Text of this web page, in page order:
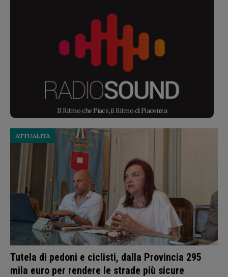
Il Ritmo che Piace, il Ritmo di Piacenza
Tutela di pedoni e ciclisti, dalla Provincia 295
mila euro per rendere le strade più sicure
ATTUALITÀ